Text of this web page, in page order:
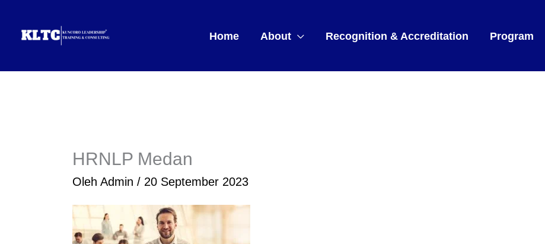
Home About Recognition & Accreditation Program
HRNLP Medan
Oleh Admin / 20 September 2023